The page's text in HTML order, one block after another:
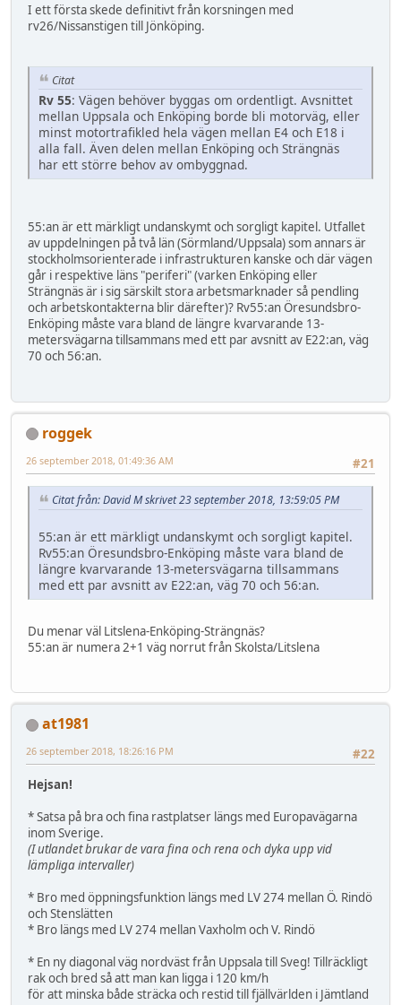
I ett första skede definitivt från korsningen med
rv26/Nissanstigen till Jönköping.
Citat
Rv 55: Vägen behöver byggas om ordentligt. Avsnittet
mellan Uppsala och Enköping borde bli motorväg, eller
minst motortrafikled hela vägen mellan E4 och E18 i
alla fall. Även delen mellan Enköping och Strängnäs
har ett större behov av ombyggnad.
55:an är ett märkligt undanskymt och sorgligt kapitel. Utfallet
av uppdelningen på två län (Sörmland/Uppsala) som annars är
stockholmsorienterade i infrastrukturen kanske och där vägen
går i respektive läns "periferi" (varken Enköping eller
Strängnäs är i sig särskilt stora arbetsmarknader så pendling
och arbetskontakterna blir därefter)? Rv55:an Öresundsbro-
Enköping måste vara bland de längre kvarvarande 13-
metersvägarna tillsammans med ett par avsnitt av E22:an, väg
70 och 56:an.
roggek
#21
26 september 2018, 01:49:36 AM
Citat från: David M skrivet 23 september 2018, 13:59:05 PM
55:an är ett märkligt undanskymt och sorgligt kapitel.
Rv55:an Öresundsbro-Enköping måste vara bland de
längre kvarvarande 13-metersvägarna tillsammans
med ett par avsnitt av E22:an, väg 70 och 56:an.
Du menar väl Litslena-Enköping-Strängnäs?
55:an är numera 2+1 väg norrut från Skolsta/Litslena
at1981
#22
26 september 2018, 18:26:16 PM
Hejsan!
* Satsa på bra och fina rastplatser längs med Europavägarna
inom Sverige.
(I utlandet brukar de vara fina och rena och dyka upp vid
lämpliga intervaller)
* Bro med öppningsfunktion längs med LV 274 mellan Ö. Rindö
och Stenslätten
* Bro längs med LV 274 mellan Vaxholm och V. Rindö
* En ny diagonal väg nordväst från Uppsala till Sveg! Tillräckligt
rak och bred så att man kan ligga i 120 km/h
för att minska både sträcka och restid till fjällvärlden i Jämtland